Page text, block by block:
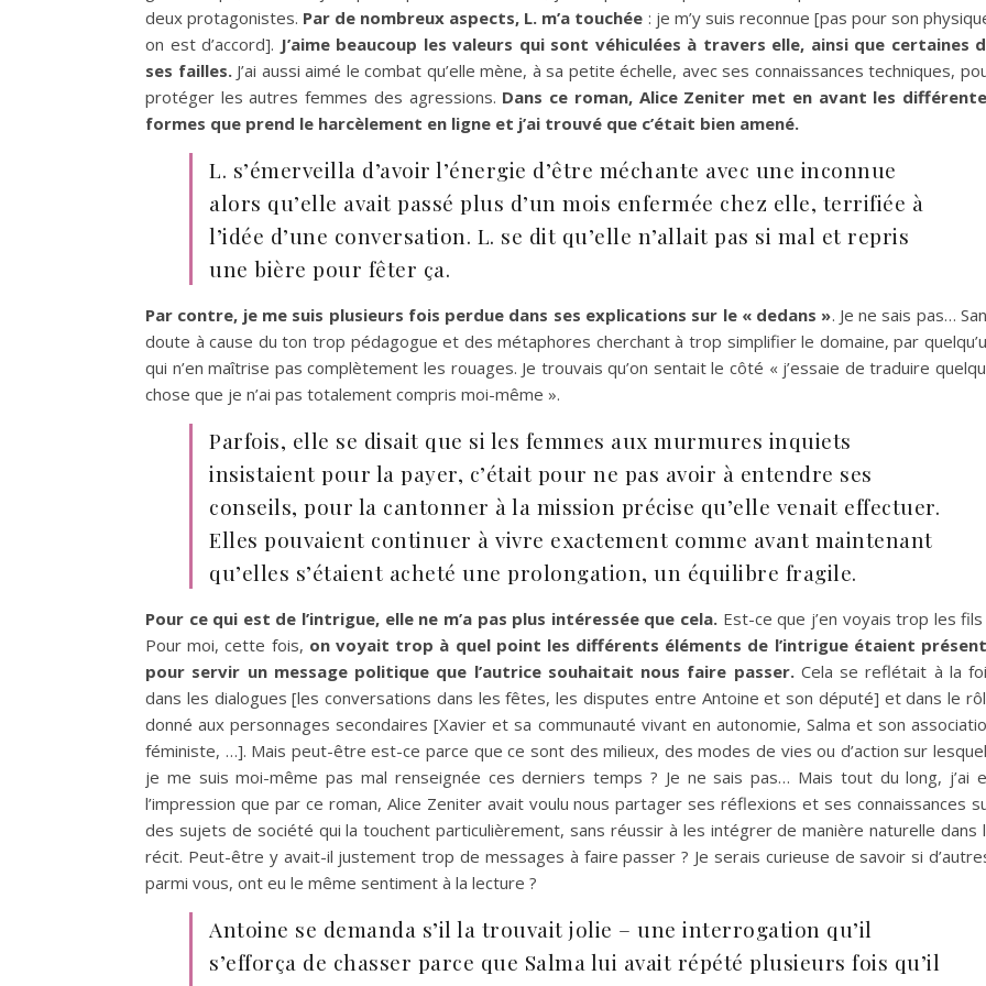
deux protagonistes. Par de nombreux aspects, L. m’a touchée : je m’y suis reconnue [pas pour son
on est d’accord]. J’aime beaucoup les valeurs qui sont véhiculées à travers elle, ainsi que certaines
ses failles.J’ai aussi aimé le combat qu’elle mène, à sa petite échelle, avec ses connaissances techniques,
protéger les autres femmes des agressions. Dans ce roman, Alice Zeniter met en avant les
formes que prend le harcèlement en ligne et j’ai trouvé que c’était bien amené.
L. s’émerveilla d’avoir l’énergie d’être méchante avec une inconnue
alors qu’elle avait passé plus d’un mois enfermée chez elle, terrifiée à
l’idée d’une conversation. L. se dit qu’elle n’allait pas si mal et repris
une bière pour fêter ça.
Par contre, je me suis plusieurs fois perdue dans ses explications sur le « dedans ». Je ne sais pas…
doute à cause du ton trop pédagogue et des métaphores cherchant à trop simplifier le domaine, par
qui n’en maîtrise pas complètement les rouages. Je trouvais qu’on sentait le côté « j’essaie de traduire
chose que je n’ai pas totalement compris moi-même ».
Parfois, elle se disait que si les femmes aux murmures inquiets
insistaient pour la payer, c’était pour ne pas avoir à entendre ses
conseils, pour la cantonner à la mission précise qu’elle venait effectuer.
Elles pouvaient continuer à vivre exactement comme avant maintenant
qu’elles s’étaient acheté une prolongation, un équilibre fragile.
Pour ce qui est de l’intrigue, elle ne m’a pas plus intéressée que cela. Est-ce que j’en voyais trop les fils
Pour moi, cette fois, on voyait trop à quel point les différents éléments de l’intrigue étaient
pour servir un message politique que l’autrice souhaitait nous faire passer.Cela se reflétait à la
dans les dialogues [les conversations dans les fêtes, les disputes entre Antoine et son député] et dans le
donné aux personnages secondaires [Xavier et sa communauté vivant en autonomie, Salma et son
féministe, …]. Mais peut-être est-ce parce que ce sont des milieux, des modes de vies ou d’action sur
je me suis moi-même pas mal renseignée ces derniers temps ? Je ne sais pas… Mais tout du long, j’ai
l’impression que par ce roman, Alice Zeniter avait voulu nous partager ses réflexions et ses connaissances
des sujets de société qui la touchent particulièrement, sans réussir à les intégrer de manière naturelle dans
récit. Peut-être y avait-il justement trop de messages à faire passer ? Je serais curieuse de savoir si
parmi vous, ont eu le même sentiment à la lecture ?
Antoine se demanda s’il la trouvait jolie – une interrogation qu’il
s’efforça de chasser parce que Salma lui avait répété plusieurs fois qu’il